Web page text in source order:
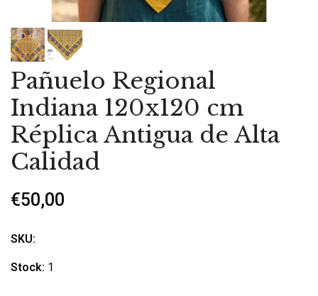
Pañuelo Regional
Indiana 120x120 cm
Réplica Antigua de Alta
Calidad
€50,00
SKU:
Stock: 1